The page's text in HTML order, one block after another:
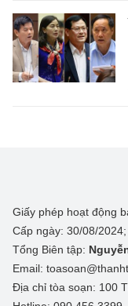
Giấy phép hoạt động
Cấp ngày: 30/08/
Tổng Biên tập:
Email:
Địa chỉ tòa soạn: 100